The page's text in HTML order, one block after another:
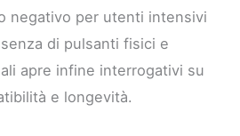
negativo per utenti intensivi
di pulsanti fisici e
apre infine interrogativi su
e longevità.